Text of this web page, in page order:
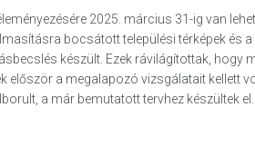
2025. március 31-ig van
bocsátott települési térképek és
készült. Ezek rávilágítottak, hogy
először a megalapozó vizsgálatait kellett
a már bemutatott tervhez készültek el...